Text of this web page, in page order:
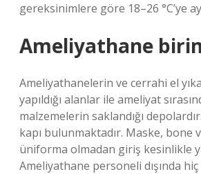
gereksinimlere göre 18–26 °C’ye
Ameliyathane
Ameliyathanelerin ve cerrahi el
yapıldığı alanlar ile ameliyat
malzemelerin saklandığı
kapı bulunmaktadır. Maske, bone
üniforma olmadan giriş kesinlikle
Ameliyathane personeli dışında